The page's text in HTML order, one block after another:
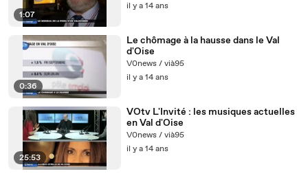
1:07
il y a 14 ans
0:36
Le chômage à la hausse dans le Val
d'Oise
V0news / vià95
il y a 14 ans
25:53
VOtv L'Invité : les musiques actuelles
en Val d'Oise
V0news / vià95
il y a 14 ans